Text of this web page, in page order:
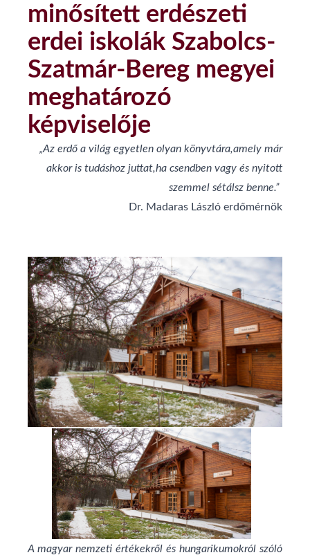
minősített erdészeti
erdei iskolák Szabolcs-
Szatmár-Bereg megyei
meghatározó
képviselője
„Az erdő a világ egyetlen olyan könyvtára,amely már
akkor is tudáshoz juttat,ha csendben vagy és nyitott
szemmel sétálsz benne.”
Dr. Madaras László erdőmérnök
A magyar nemzeti értékekről és hungarikumokról szóló